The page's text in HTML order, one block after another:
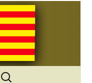
Buscar: